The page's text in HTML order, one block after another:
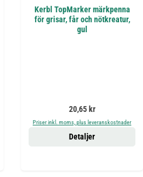
Kerbl TopMarker märkpenna
för grisar, får och nötkreatur,
gul
Ordinarie pris:
20,65 kr
Priser inkl. moms, plus leveranskostnader
Detaljer